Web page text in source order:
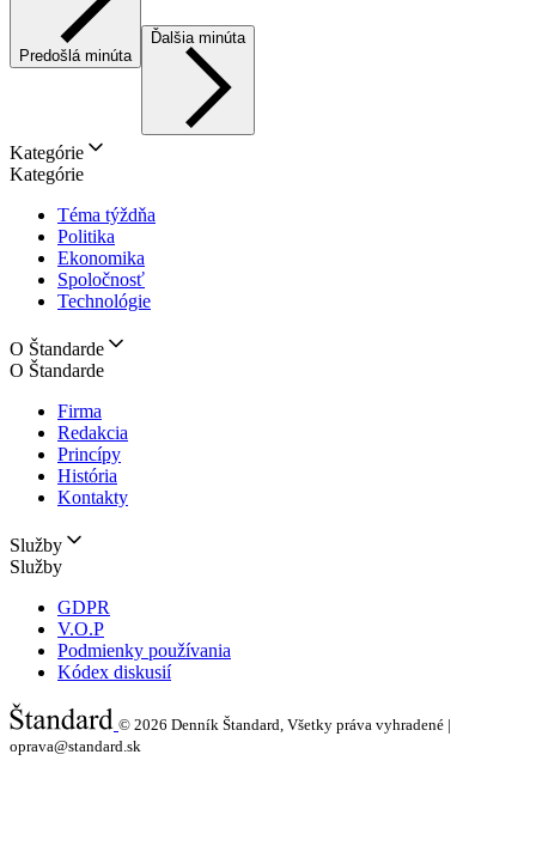
Predošlá minúta
Ďalšia minúta
Kategórie
Kategórie
Téma týždňa
Politika
Ekonomika
Spoločnosť
Technológie
O Štandarde
O Štandarde
Firma
Redakcia
Princípy
História
Kontakty
Služby
Služby
GDPR
V.O.P
Podmienky používania
Kódex diskusií
© 2026 Denník Štandard, Všetky práva vyhradené |
oprava@standard.sk